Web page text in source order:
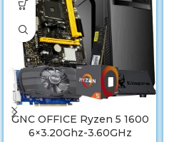
GNC OFFICE Ryzen 5 1600
6×3.20Ghz-3.60GHz